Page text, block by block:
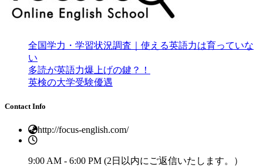
全国学力・学習状況調査｜使える英語力は育っていな
い
多読が英語力爆上げの鍵？！
英検の大学受験優遇
Contact Info
http://focus-english.com/
9:00 AM - 6:00 PM (2日以内にご返信いたします。）